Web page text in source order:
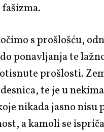
s prošlošću,
ponavljanja te
prošlosti.
te je u
nikada jasno nisu
a kamoli se